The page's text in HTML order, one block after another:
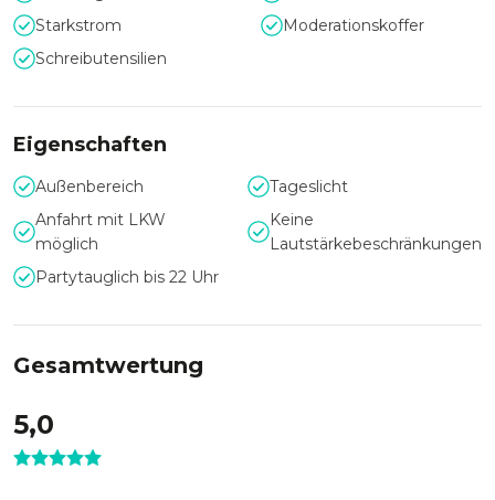
Authentisch – ideal für kreative
Firmenanlässe
Der Innenbereich mit ca. 50 qm Grundfläche bietet eine
kreative Umgebung für Workshops, Seminare, Feiern oder
Meetings. Zwei große Tische sowie mehrere
Sitzgelegenheiten können je nach Bedarf flexibel gestellt
oder entfernt werden. Ein zusätzlicher Tresen bietet Platz
für Catering, Materialien oder Dekoration. Auf Wunsch kann
der Raum mit technischer Ausstattung wie Beamer,
Leinwand oder Soundanlage ergänzt werden.
Starkstrom
Moderationskoffer
Schreibutensilien
Eigenschaften
Außenbereich
Tageslicht
Anfahrt mit LKW
möglich
Keine
Lautstärkebeschränkungen
Partytauglich bis 22 Uhr
Gesamtwertung
5,0